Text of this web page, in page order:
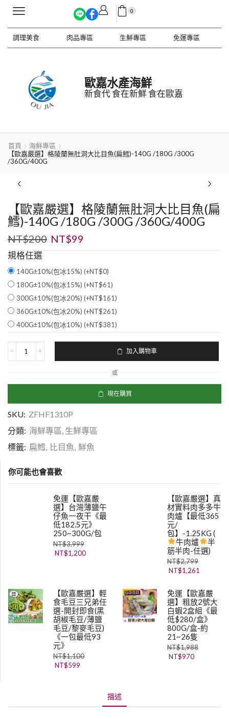
0
調理美食 肉品專區 生鮮專區 免運專區
歐嘉水產海鮮
新食代 食在新鮮 食在歐嘉
首頁
海鮮專區
【歐嘉嚴選】格陵蘭無肚洞大比目魚(扁鱈)-140G /180G /300G
/360G/400G
【歐嘉嚴選】格陵蘭無肚洞大比目魚(扁
鱈)-140G /180G /300G /360G/400G
NT$200 NT$99
規格任選
140G±10%(包冰15%) (+NT$0)
180G±10%(包冰15%) (+NT$61)
300G±10%(包冰20%) (+NT$161)
360G±10%(包冰20%) (+NT$261)
400G±10%(包冰10%) (+NT$381)
加入購物車
或
現在購買
SKU: ZFHF1310P
分類: 海鮮專區 生鮮專區
標籤: 扁鱈 比目魚 鮮魚
你可能也會喜歡
免運【歐嘉嚴
選】台灣薄鹽午
仔魚一夜干《最
低182.5元》
250~300G/包
NT$3,999
NT$1,200
【歐嘉嚴選】真
材實料肉多多牛
肉爐【最低365
元/
包】-1.25KG (
牛肉爐
半
筋半肉-任選)
NT$2,799
NT$1,261
【歐嘉嚴選】輕
食毛豆三兄弟任
選-開封即食(黑
胡椒毛豆/薄鹽
毛豆/黎麥毛豆)
《一包最低93
元》
NT$1,100
NT$599
免運【歐嘉嚴
選】粗放2號大
白蝦2盒組《最
低$280/盒》
800G/盒-約
21~26隻
NT$1,988
NT$970
描述